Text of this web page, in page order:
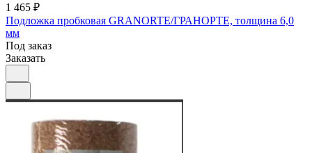
1 465 ₽
Подложка пробковая GRANORTE/ГРАНОРТЕ, толщина 6,0
мм
Под заказ
Заказать